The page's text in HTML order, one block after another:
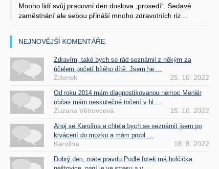
Mnoho lidí svůj pracovní den doslova „prosedí“. Sedavé
zaměstnání ale sebou přináší mnoho zdravotních riz ..
NEJNOVĚJŠÍ KOMENTÁŘE
Zdravím, také bych se rád seznámil z někým za
účelem početí bílého dítě. Jsem he ...
Zdenek 25. 10. 2022
Od roku 2014 mám diagnostikovanou nemoc Meniér
občas mám neskutečné točení v hl ...
Zuzana Větrovcová 15. 10. 2022
Ahoj se Karolína a chtela bych se seznámit jsem po
krvácení do mozku a mám probl ...
Karolina 18. 8. 2022
Dobrý den, máte pravdu.Podle fotek má holčička